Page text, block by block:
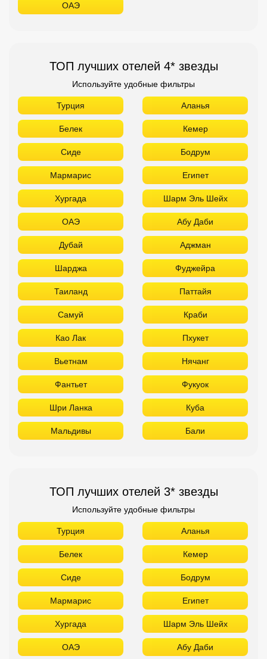
ОАЭ
ТОП лучших отелей 4* звезды
Используйте удобные фильтры
Турция Аланья
Белек Кемер
Сиде Бодрум
Мармарис Египет
Хургада Шарм Эль Шейх
ОАЭ Абу Даби
Дубай Аджман
Шарджа Фуджейра
Таиланд Паттайя
Самуй Краби
Као Лак Пхукет
Вьетнам Нячанг
Фантьет Фукуок
Шри Ланка Куба
Мальдивы Бали
ТОП лучших отелей 3* звезды
Используйте удобные фильтры
Турция Аланья
Белек Кемер
Сиде Бодрум
Мармарис Египет
Хургада Шарм Эль Шейх
ОАЭ Абу Даби